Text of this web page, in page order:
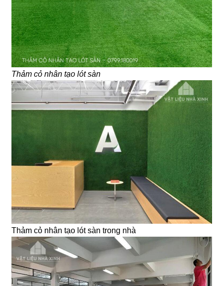
Thảm cỏ nhân tạo lót sàn
Thảm cỏ nhân tạo lót sàn trong nhà